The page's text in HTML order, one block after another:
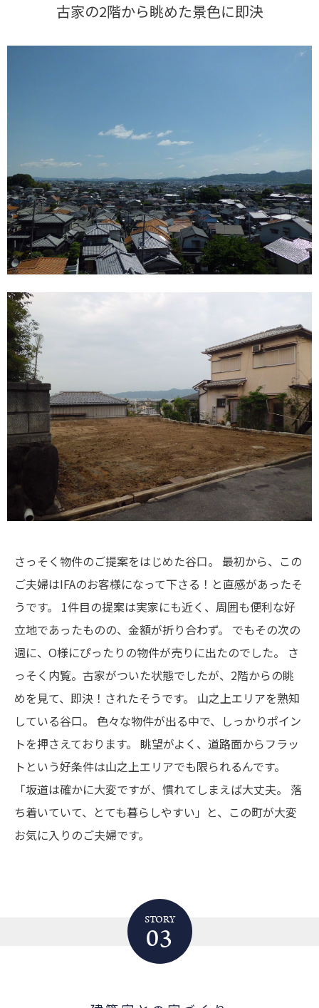
古家の2階から眺めた景色に即決
さっそく物件のご提案をはじめた谷口。
最初から、この
ご夫婦はIFAのお客様になって下さる！と直感があったそ
うです。
1件目の提案は実家にも近く、周囲も便利な好
立地であったものの、金額が折り合わず。
でもその次の
週に、O様にぴったりの物件が売りに出たのでした。
さ
っそく内覧。古家がついた状態でしたが、2階からの眺
めを見て、即決！されたそうです。
山之上エリアを熟知
している谷口。 色々な物件が出る中で、しっかりポイン
トを押さえております。 眺望がよく、道路面からフラッ
トという好条件は山之上エリアでも限られるんです。
「坂道は確かに大変ですが、慣れてしまえば大丈夫。
落
ち着いていて、とても暮らしやすい」と、この町が大変
お気に入りのご夫婦です。
STORY
03